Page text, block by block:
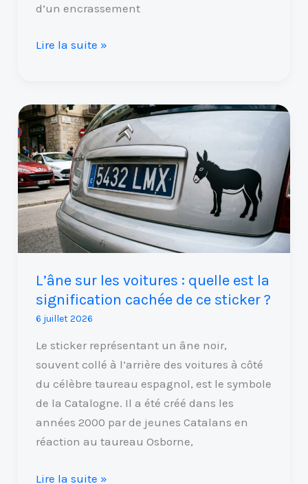
d’un encrassement
Lire la suite »
L’âne sur les voitures : quelle est la
signification cachée de ce sticker ?
6 juillet 2026
Le sticker représentant un âne noir,
souvent collé à l’arrière des voitures à côté
du célèbre taureau espagnol, est le symbole
de la Catalogne. Il a été créé dans les
années 2000 par de jeunes Catalans en
réaction au taureau Osborne,
L’âne
sur
les
voitures
:
quelle
est
la
cachée
de
ce
sticker
?
Lire la suite »